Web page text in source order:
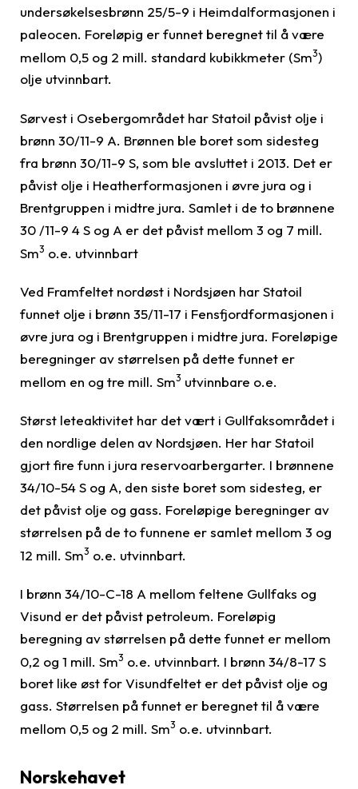
undersøkelsesbrønn 25/5-9 i Heimdalformasjonen i
paleocen. Foreløpig er funnet beregnet til å være
mellom 0,5 og 2 mill. standard kubikkmeter (Sm3)
olje utvinnbart.
Sørvest i Osebergområdet har Statoil påvist olje i
brønn 30/11-9 A. Brønnen ble boret som sidesteg
fra brønn 30/11-9 S, som ble avsluttet i 2013. Det er
påvist olje i Heatherformasjonen i øvre jura og i
Brentgruppen i midtre jura. Samlet i de to brønnene
30 /11-9 4 S og A er det påvist mellom 3 og 7 mill.
Sm3 o.e. utvinnbart
Ved Framfeltet nordøst i Nordsjøen har Statoil
funnet olje i brønn 35/11-17 i Fensfjordformasjonen i
øvre jura og i Brentgruppen i midtre jura. Foreløpige
beregninger av størrelsen på dette funnet er
mellom en og tre mill. Sm3 utvinnbare o.e.
Størst leteaktivitet har det vært i Gullfaksområdet i
den nordlige delen av Nordsjøen. Her har Statoil
gjort fire funn i jura reservoarbergarter. I brønnene
34/10-54 S og A, den siste boret som sidesteg, er
det påvist olje og gass. Foreløpige beregninger av
størrelsen på de to funnene er samlet mellom 3 og
12 mill. Sm3 o.e. utvinnbart.
I brønn 34/10-C-18 A mellom feltene Gullfaks og
Visund er det påvist petroleum. Foreløpig
beregning av størrelsen på dette funnet er mellom
0,2 og 1 mill. Sm3 o.e. utvinnbart. I brønn 34/8-17 S
boret like øst for Visundfeltet er det påvist olje og
gass. Størrelsen på funnet er beregnet til å være
mellom 0,5 og 2 mill. Sm3 o.e. utvinnbart.
Norskehavet